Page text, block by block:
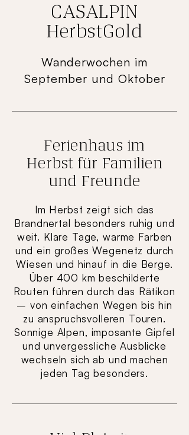
CASALPIN
HerbstGold
Wanderwochen im
September und Oktober
Ferienhaus im
Herbst für Familien
und Freunde
Im Herbst zeigt sich das
Brandnertal besonders ruhig und
weit. Klare Tage, warme Farben
und ein großes Wegenetz durch
Wiesen und hinauf in die Berge.
Über 400 km beschilderte
Routen führen durch das Rätikon
– von einfachen Wegen bis hin
zu anspruchsvolleren Touren.
Sonnige Alpen, imposante Gipfel
und unvergessliche Ausblicke
wechseln sich ab und machen
jeden Tag besonders.